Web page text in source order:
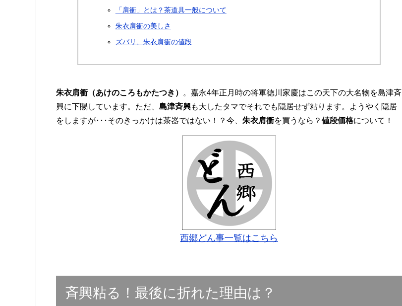
「肩衝」とは？茶道具一般について
朱衣肩衝の美しさ
ズバリ、朱衣肩衝の値段
朱衣肩衝（あけのころもかたつき）
。嘉永4年正月時の将軍徳川家慶はこの天下の大名物を島津斉
興に下賜しています。ただ、 島津斉興も大したタマでそれでも隠居せず粘ります。ようやく隠居
をしますが･･･そのきっかけは茶器ではない！？今、 朱衣肩衝を買うなら？ 値段価格について！
西郷どん事一覧はこちら
斉興粘る！最後に折れた理由は？